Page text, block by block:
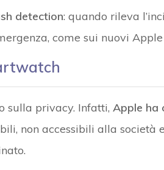
detection: quando rileva
come sui nuovi
sulla privacy. Infatti, Apple
non accessibili alla società